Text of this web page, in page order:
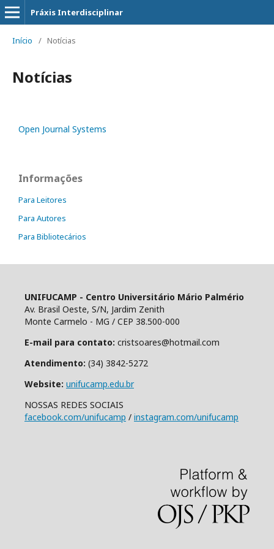
Práxis Interdisciplinar
Início / Notícias
Notícias
Open Journal Systems
Informações
Para Leitores
Para Autores
Para Bibliotecários
UNIFUCAMP - Centro Universitário Mário Palmério
Av. Brasil Oeste, S/N, Jardim Zenith
Monte Carmelo - MG / CEP 38.500-000
E-mail para contato: cristsoares@hotmail.com
Atendimento: (34) 3842-5272
Website: unifucamp.edu.br
NOSSAS REDES SOCIAIS
facebook.com/unifucamp / instagram.com/unifucamp